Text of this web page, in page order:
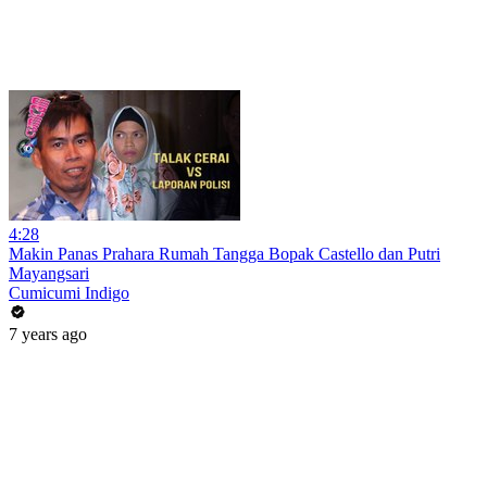
4:28
Makin Panas Prahara Rumah Tangga Bopak Castello dan Putri
Mayangsari
Cumicumi Indigo
7 years ago